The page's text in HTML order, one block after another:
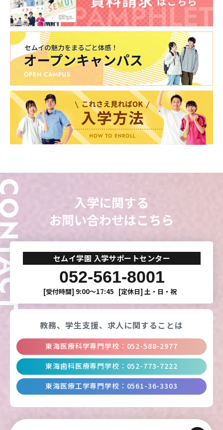
入学に関する
お問い合わせはこちら
セムイ学園 入学サポートセンター
052-561-8001
[受付時間] 9:00〜17:45 [定休日] 土・日・祝
教務、学生支援、 求人に関することは
東海医療科学専門学校 ： 052-588-2977
東海歯科医療専門学校 ： 052-773-7222
東海医療工学専門学校 ： 0561-36-3303
東海医療科学
東海医療科学
東海医療科学
東海医療科学